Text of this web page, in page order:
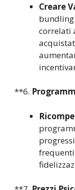
Creare
correlati
**6.